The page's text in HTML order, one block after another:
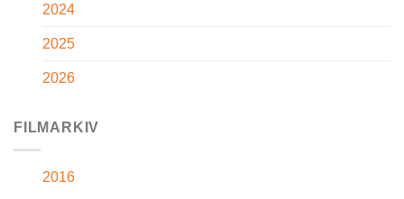
2024
2025
2026
FILMARKIV
2016